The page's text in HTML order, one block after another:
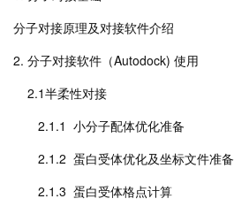
分子对接原理及对接软件介绍
2. 分子对接软件（Autodock) 使用
2.1半柔性对接
2.1.1 小分子配体优化准备
2.1.2 蛋白受体优化及坐标文件准备
2.1.3 蛋白受体格点计算